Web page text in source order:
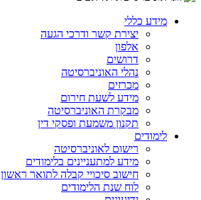
מידע כללי
יצירת קשר ודרכי הגעה
אלפון
דרושים
נהלי האוניברסיטה
מכרזים
מידע לשעת חירום
מבקרת האוניברסיטה
תקנון משמעת ופסקי דין
לימודים
רישום לאוניברסיטה
מידע למתעניינים בלימודים
חישוב סיכויי קבלה לתואר ראשון
לוח שנת הלימודים